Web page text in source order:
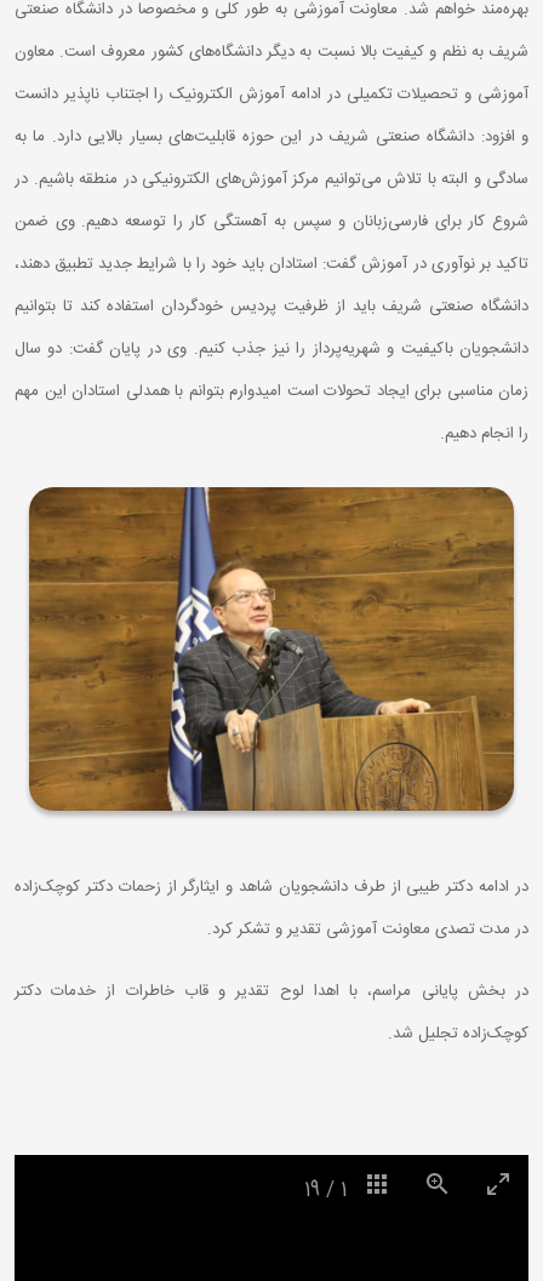
بهره‌مند خواهم شد. معاونت آموزشی به طور کلی و مخصوصا در دانشگاه صنعتی
شریف به نظم و کیفیت بالا نسبت به دیگر دانشگاه‌های کشور معروف است. معاون
آموزشی و تحصیلات تکمیلی در ادامه آموزش الکترونیک را اجتناب ناپذیر دانست
و افزود: دانشگاه صنعتی شریف در این حوزه قابلیت‌های بسیار بالایی دارد. ما به
سادگی و البته با تلاش می‌توانیم مرکز آموزش‌های الکترونیکی در منطقه باشیم. در
شروع کار برای فارسی‌زبانان و سپس به آهستگی کار را توسعه دهیم. وی ضمن
تاکید بر نوآوری در آموزش گفت: استادان باید خود را با شرایط جدید تطبیق دهند،
دانشگاه صنعتی شریف باید از ظرفیت پردیس خودگردان استفاده کند تا بتوانیم
دانشجویان باکیفیت و شهریه‌پرداز را نیز جذب کنیم. وی در پایان گفت: دو سال
زمان مناسبی برای ایجاد تحولات است امیدوارم بتوانم با همدلی استادان این مهم
را انجام دهیم.
در ادامه دکتر طیبی از طرف دانشجویان شاهد و ایثارگر از زحمات دکتر کوچک‌زاده
در مدت تصدی معاونت آموزشی تقدیر و تشکر کرد.
در بخش پایانی مراسم، با اهدا لوح تقدیر و قاب خاطرات از خدمات دکتر
کوچک‌زاده تجلیل شد.
1
/
19